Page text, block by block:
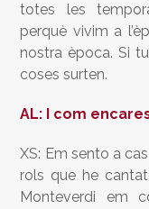
totes les
perquè vivim a
nostra època. Si
coses surten.
AL: I com
XS: Em sento a
rols que he
Monteverdi em